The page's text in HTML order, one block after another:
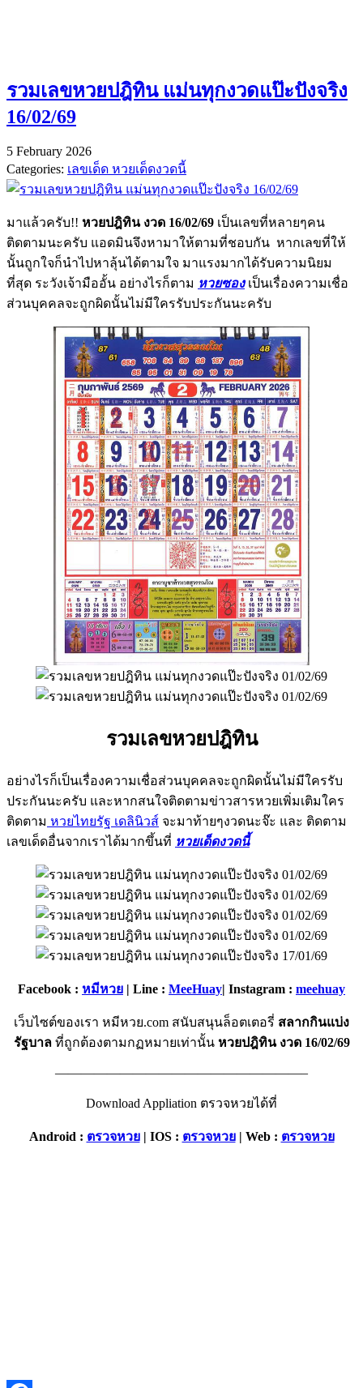
รวมเลขหวยปฎิทิน แม่นทุกงวดแป๊ะปังจริง
16/02/69
5 February 2026
Categories: เลขเด็ด หวยเด็ดงวดนี้
มาแล้วครับ!! หวยปฎิทิน งวด 16/02/69 เป็นเลขที่หลายๆคน
ติดตามนะครับ แอดมินจึงหามาให้ตามที่ชอบกัน หากเลขที่ให้
นั้นถูกใจก็นำไปหาลุ้นได้ตามใจ มาแรงมากได้รับความนิยม
ที่สุด ระวังเจ้ามืออั้น อย่างไรก็ตาม หวยซองเป็นเรื่องความเชื่อ
ส่วนบุคคลจะถูกผิดนั้นไม่มีใครรับประกันนะครับ
รวมเลขหวยปฎิทิน
อย่างไรก็เป็นเรื่องความเชื่อส่วนบุคคลจะถูกผิดนั้นไม่มีใครรับ
ประกันนะครับ และหากสนใจติดตามข่าวสารหวยเพิ่มเติมใคร
ติดตาม หวยไทยรัฐ เดลินิวส์ จะมาท้ายๆงวดนะจ๊ะ และ ติดตาม
เลขเด็ดอื่นจากเราได้มากขึ้นที่ หวยเด็ดงวดนี้
Facebook : หมีหวย | Line : MeeHuay| Instagram : meehuay
เว็บไซต์ของเรา หมีหวย.com สนับสนุนล็อตเตอรี่ สลากกินแบ่ง
รัฐบาล ที่ถูกต้องตามกฏหมายเท่านั้น หวยปฎิทิน งวด 16/02/69
———————————————————–
Download Appliation ตรวจหวยได้ที่
Android : ตรวจหวย| IOS : ตรวจหวย| Web : ตรวจหวย